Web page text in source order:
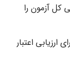
کل آزمون را
اعتبار